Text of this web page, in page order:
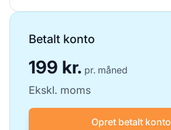
Betalt konto
199 kr. pr. måned
Ekskl. moms
Opret betalt konto